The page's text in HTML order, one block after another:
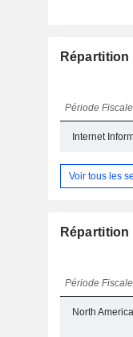
Période
Internet
Voir tous les
Période
North America